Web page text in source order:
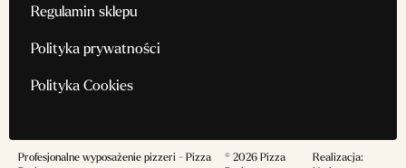
Regulamin sklepu
Polityka prywatności
Polityka Cookies
Profesjonalne wyposażenie pizzeri - Pizza
© 2026 Pizza
Realizacja: